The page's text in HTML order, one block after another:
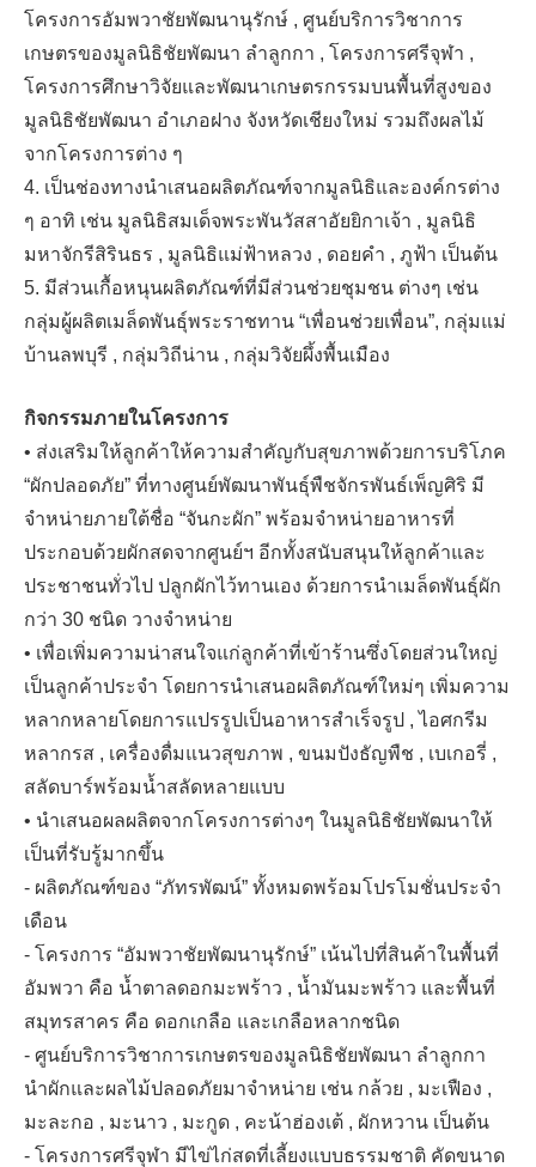
โครงการอัมพวาชัยพัฒนานุรักษ์ , ศูนย์บริการวิชาการ
เกษตรของมูลนิธิชัยพัฒนา ลำลูกกา , โครงการศรีจุฬา ,
โครงการศึกษาวิจัยและพัฒนาเกษตรกรรมบนพื้นที่สูงของ
มูลนิธิชัยพัฒนา อำเภอฝาง จังหวัดเชียงใหม่ รวมถึงผลไม้
จากโครงการต่าง ๆ
4. เป็นช่องทางนำเสนอผลิตภัณฑ์จากมูลนิธิและองค์กรต่าง
ๆ อาทิ เช่น มูลนิธิสมเด็จพระพันวัสสาอัยยิกาเจ้า , มูลนิธิ
มหาจักรีสิรินธร , มูลนิธิแม่ฟ้าหลวง , ดอยคำ , ภูฟ้า เป็นต้น
5. มีส่วนเกื้อหนุนผลิตภัณฑ์ที่มีส่วนช่วยชุมชน ต่างๆ เช่น
กลุ่มผู้ผลิตเมล็ดพันธ์ุพระราชทาน “เพื่อนช่วยเพื่อน”, กลุ่มแม่
บ้านลพบุรี , กลุ่มวิถีน่าน , กลุ่มวิจัยผึ้งพื้นเมือง
กิจกรรมภายในโครงการ
• ส่งเสริมให้ลูกค้าให้ความสำคัญกับสุขภาพด้วยการบริโภค
“ผักปลอดภัย” ที่ทางศูนย์พัฒนาพันธุ์พืชจักรพันธ์เพ็ญศิริ มี
จำหน่ายภายใต้ชื่อ “จันกะผัก” พร้อมจำหน่ายอาหารที่
ประกอบด้วยผักสดจากศูนย์ฯ อีกทั้งสนับสนุนให้ลูกค้าและ
ประชาชนทั่วไป ปลูกผักไว้ทานเอง ด้วยการนำเมล็ดพันธ์ุผัก
กว่า 30 ชนิด วางจำหน่าย
• เพื่อเพิ่มความน่าสนใจแก่ลูกค้าที่เข้าร้านซึ่งโดยส่วนใหญ่
เป็นลูกค้าประจำ โดยการนำเสนอผลิตภัณฑ์ใหม่ๆ เพิ่มความ
หลากหลายโดยการแปรรูปเป็นอาหารสำเร็จรูป , ไอศกรีม
หลากรส , เครื่องดื่มแนวสุขภาพ , ขนมปังธัญพืช , เบเกอรี่ ,
สลัดบาร์พร้อมน้ำสลัดหลายแบบ
• นำเสนอผลผลิตจากโครงการต่างๆ ในมูลนิธิชัยพัฒนาให้
เป็นที่รับรู้มากขึ้น
- ผลิตภัณฑ์ของ “ภัทรพัฒน์” ทั้งหมดพร้อมโปรโมชั่นประจำ
เดือน
- โครงการ “อัมพวาชัยพัฒนานุรักษ์” เน้นไปที่สินค้าในพื้นที่
อัมพวา คือ น้ำตาลดอกมะพร้าว , น้ำมันมะพร้าว และพื้นที่
สมุทรสาคร คือ ดอกเกลือ และเกลือหลากชนิด
- ศูนย์บริการวิชาการเกษตรของมูลนิธิชัยพัฒนา ลำลูกกา
นำผักและผลไม้ปลอดภัยมาจำหน่าย เช่น กล้วย , มะเฟือง ,
มะละกอ , มะนาว , มะกูด , คะน้าฮ่องเต้ , ผักหวาน เป็นต้น
- โครงการศรีจุฬา มีไข่ไก่สดที่เลี้ยงแบบธรรมชาติ คัดขนาด